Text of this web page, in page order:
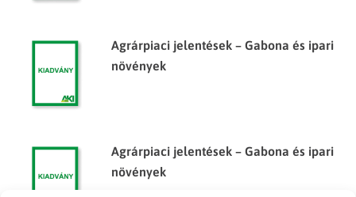
Agrárpiaci jelentések – Gabona és ipari
növények
Agrárpiaci jelentések – Gabona és ipari
növények